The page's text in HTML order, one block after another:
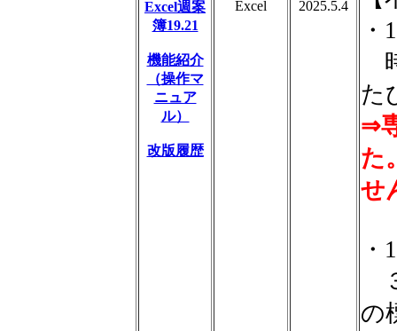
Excel週案
簿19.21
機能紹介
（操作マ
ニュア
ル）
改版履歴
Excel 2025.5.4
た
⇒
た
せ
の